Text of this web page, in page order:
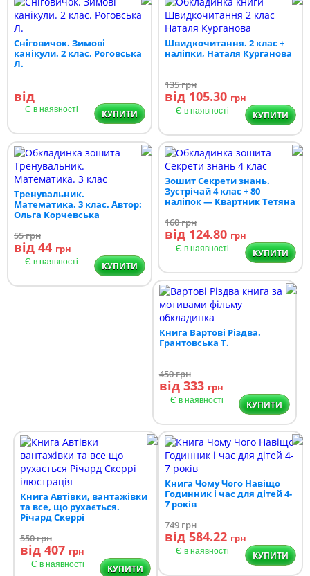
Сніговичок. Зимові
канікули. 2 клас. Роговська
Л.
від
Є в наявності КУПИТИ
Швидкочитання. 2 клас +
наліпки, Наталя Курганова
135грн
від 105.30 грн
Є в наявності КУПИТИ
Тренувальник.
Математика. 3 клас. Автор:
Ольга Корчевська
55грн
від 44 грн
Є в наявності КУПИТИ
Зошит Секрети знань.
Зустрічай 4 клас + 80
наліпок — Квартник Тетяна
160грн
від 124.80 грн
Є в наявності КУПИТИ
Книга Вартові Різдва.
Грантовська Т.
450грн
від 333 грн
Є в наявності КУПИТИ
Книга Автівки, вантажівки
та все, що рухається.
Річард Скеррі
550грн
від 407 грн
Є в наявності КУПИТИ
Книга Чому Чого Навіщо
Годинник і час для дітей 4-
7 років
749грн
від 584.22 грн
Є в наявності КУПИТИ